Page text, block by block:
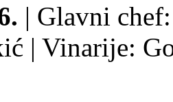
| Glavni
| Vinarije: